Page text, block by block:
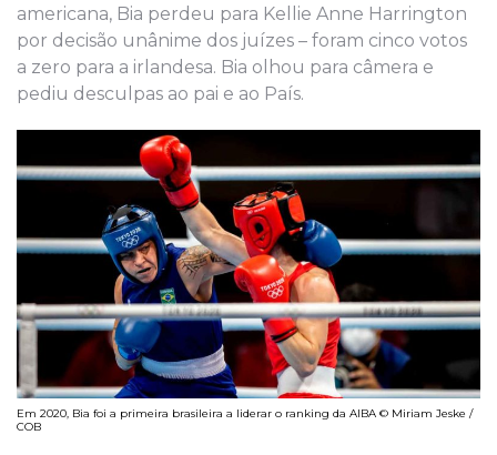
americana, Bia perdeu para Kellie Anne Harrington
por decisão unânime dos juízes – foram cinco votos
a zero para a irlandesa. Bia olhou para câmera e
pediu desculpas ao pai e ao País.
Em 2020, Bia foi a primeira brasileira a liderar o ranking da AIBA © Miriam Jeske /
COB